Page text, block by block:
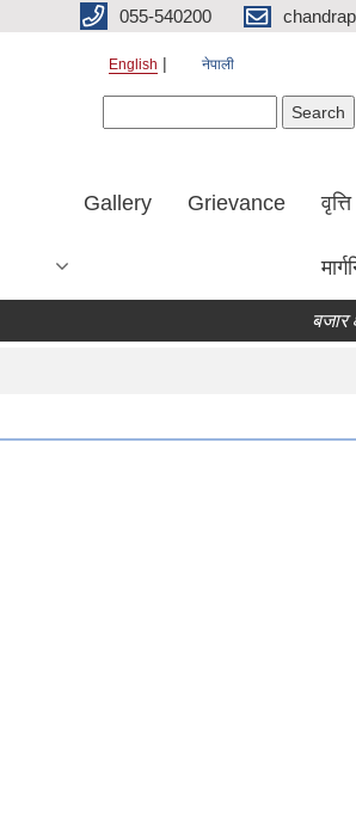
055-540200
English नेपाली
Gallery Grievance वृत्ति
बजार